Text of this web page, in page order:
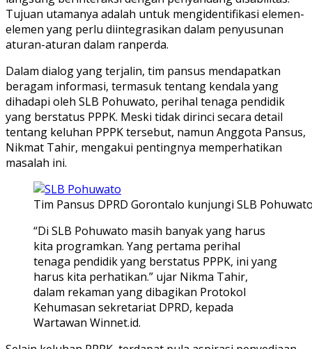
Tujuan utamanya adalah untuk mengidentifikasi elemen-
elemen yang perlu diintegrasikan dalam penyusunan
aturan-aturan dalam ranperda.
Dalam dialog yang terjalin, tim pansus mendapatkan
beragam informasi, termasuk tentang kendala yang
dihadapi oleh SLB Pohuwato, perihal tenaga pendidik
yang berstatus PPPK. Meski tidak dirinci secara detail
tentang keluhan PPPK tersebut, namun Anggota Pansus,
Nikmat Tahir, mengakui pentingnya memperhatikan
masalah ini.
Tim Pansus DPRD Gorontalo kunjungi SLB
“Di SLB Pohuwato masih banyak yang harus
kita programkan. Yang pertama perihal
tenaga pendidik yang berstatus PPPK, ini yang
harus kita perhatikan.” ujar Nikma Tahir,
dalam rekaman yang dibagikan Protokol
Kehumasan sekretariat DPRD, kepada
Wartawan Winnet.id.